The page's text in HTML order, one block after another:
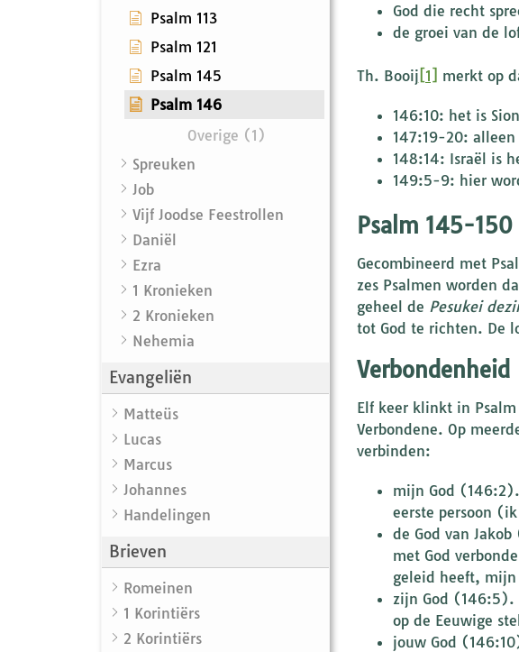
Psalm 113
Psalm 121
Psalm 145
Psalm 146
Overige (1)
Spreuken
Job
Vijf Joodse Feestrollen
Daniël
Ezra
1 Kronieken
2 Kronieken
Nehemia
Evangeliën
Matteüs
Lucas
Marcus
Johannes
Handelingen
Brieven
Romeinen
1 Korintiërs
2 Korintiërs
God die recht
de groei van de
Th. Booij [1] merkt op
146:10: het is
147:19-20:
148:14: Israël is
149:5-9: hier
Psalm 145-150
Gecombineerd met
zes Psalmen worden
geheel de Pesukei
tot God te richten. De
Verbondenheid
Elf keer klinkt in Psalm
Verbondene. Op
verbinden:
mijn God
eerste persoon
de God van
met God
geleid heeft,
zijn God (146:5).
op de Eeuwige
jouw God